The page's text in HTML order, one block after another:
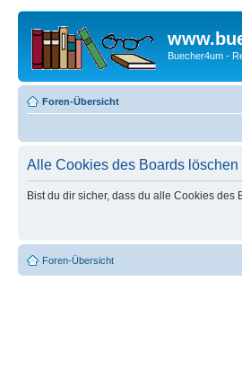
Buecher4um -
Foren-Übersicht
Alle Cookies des Boards löschen
Bist du dir sicher, dass du alle Cookies des
Foren-Übersicht